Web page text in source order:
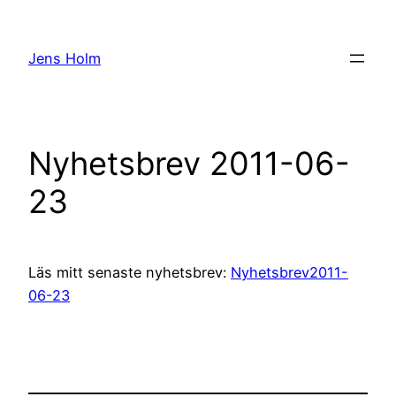
innehåll
Jens Holm
Nyhetsbrev 2011-06-
23
Läs mitt senaste nyhetsbrev: Nyhetsbrev2011-
06-23